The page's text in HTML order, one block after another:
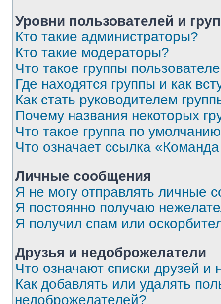
Уровни пользователей и
Кто такие администраторы?
Кто такие модераторы?
Что такое группы
Где находятся группы и как
Как стать руководителем
Почему названия некоторых
Что такое группа по
Что означает ссылка
Личные сообщения
Я не могу отправлять личные
Я постоянно получаю
Я получил спам или
Друзья и недоброжелатели
Что означают списки друзей и
Как добавлять или удалять
недоброжелателей?